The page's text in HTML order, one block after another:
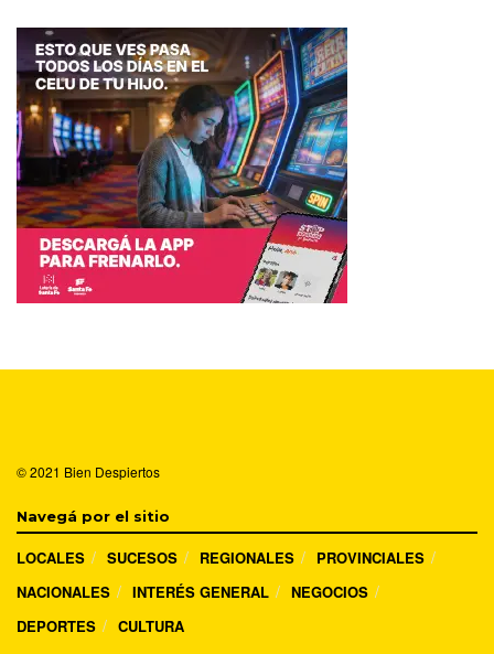
© 2021 Bien Despiertos
Navegá por el sitio
LOCALES SUCESOS REGIONALES
PROVINCIALES
NACIONALES
INTERÉS GENERAL
NEGOCIOS
DEPORTES
CULTURA